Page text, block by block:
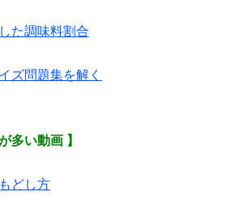
た調味料割合
ズ問題集を解く
多い動画 】
どし方